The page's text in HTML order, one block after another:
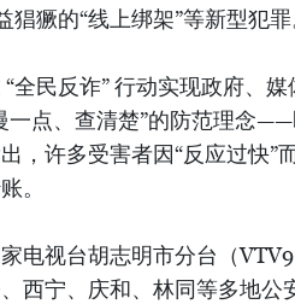
獗的“线上绑架”等新型犯罪
全民反诈” 行动实现政府、
一点、查清楚”的防范理念
，许多受害者因“反应过快”
。
电视台胡志明市分台（
西宁、庆和、林同等多地公